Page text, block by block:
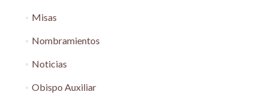
Misas
Nombramientos
Noticias
Obispo Auxiliar